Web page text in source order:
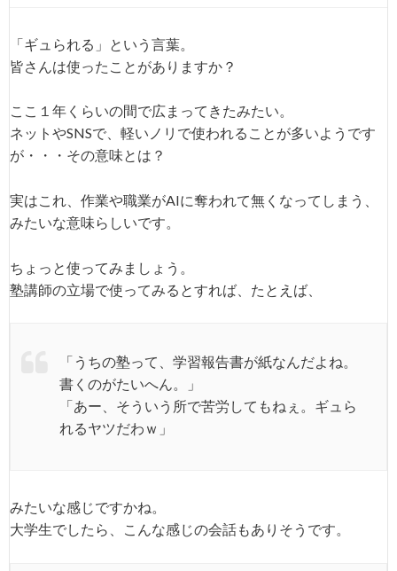
「ギュられる」という言葉。
皆さんは使ったことがありますか？
ここ１年くらいの間で広まってきたみたい。
ネットやSNSで、軽いノリで使われることが多いようです
が・・・その意味とは？
実はこれ、作業や職業がAIに奪われて無くなってしまう、
みたいな意味らしいです。
ちょっと使ってみましょう。
塾講師の立場で使ってみるとすれば、たとえば、
「うちの塾って、学習報告書が紙なんだよね。
書くのがたいへん。」
「あー、そういう所で苦労してもねぇ。ギュら
れるヤツだわｗ」
みたいな感じですかね。
大学生でしたら、こんな感じの会話もありそうです。